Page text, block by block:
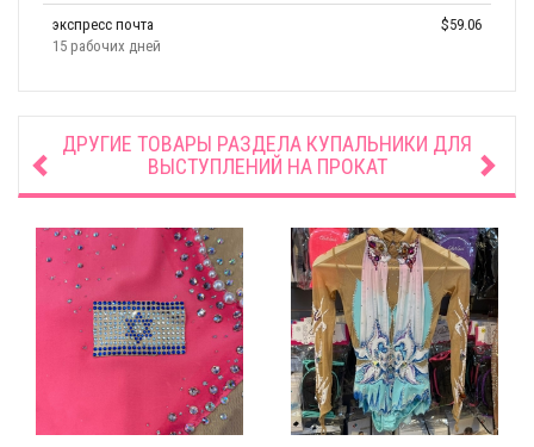
экспресс почта
15 рабочих дней
$59.06
ДРУГИЕ ТОВАРЫ РАЗДЕЛА КУПАЛЬНИКИ ДЛЯ
ВЫСТУПЛЕНИЙ НА ПРОКАТ